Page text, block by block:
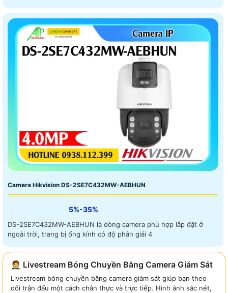
Camera Hikvision DS-2SE7C432MW-AEBHUN
5%-35%
DS-2SE7C432MW-AEBHUN là dòng camera phù hợp lắp đặt ở
ngoài trời, trang bị ống kính có độ phân giải 4
🤵 Livestream Bóng Chuyền Bằng Camera Giám Sát
Livestream bóng chuyền bằng camera giám sát giúp bạn theo
dõi trận đấu một cách chân thực và trực tiếp. Hình ảnh sắc nét,